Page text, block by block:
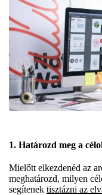
1. Határozd meg a
Mielőtt elkezdenéd az
meghatározd, milyen
segítenek tisztázni az